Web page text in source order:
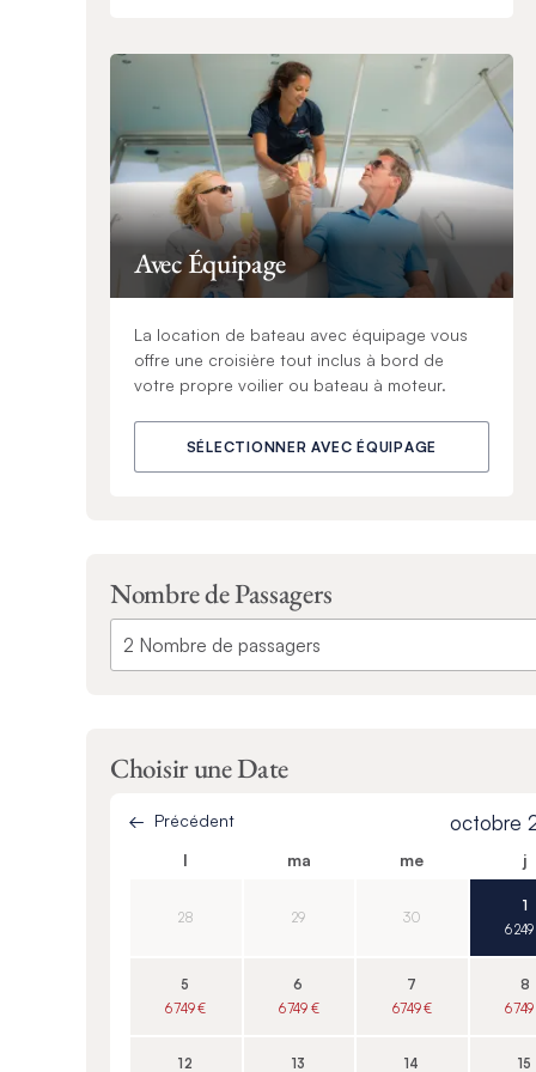
Avec Équipage
La location de bateau avec équipage vous
offre une croisière tout inclus à bord de
votre propre voilier ou bateau à moteur.
SÉLECTIONNER AVEC ÉQUIPAGE
Nombre de Passagers
Choisir une Date
Précédent octobre
l ma me j
28 29 30
1
6
5
6 749 €
6
6 749 €
7
6 749 €
8
6
12 13 14 15